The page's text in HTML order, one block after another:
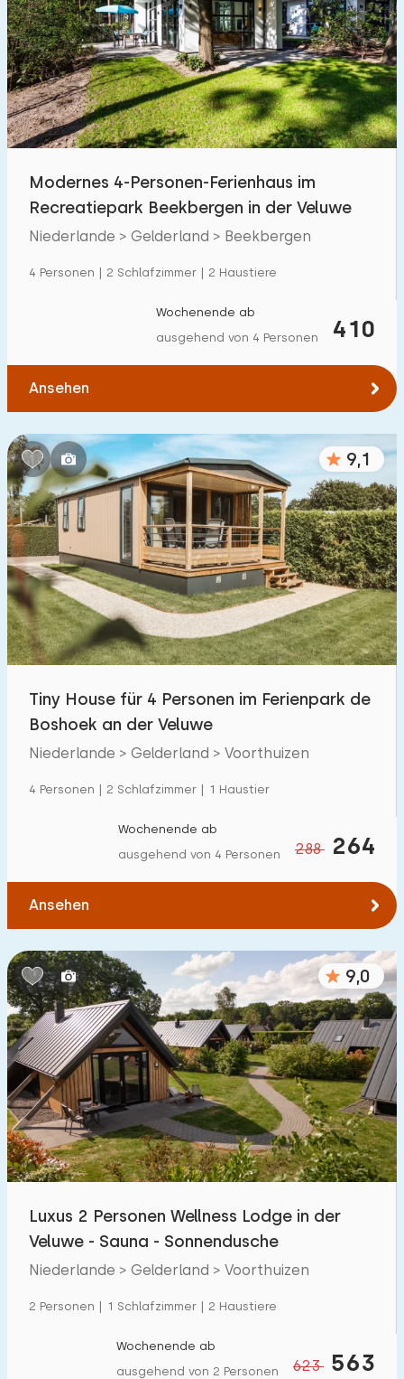
Modernes 4-Personen-Ferienhaus im
Recreatiepark Beekbergen in der Veluwe
Niederlande > Gelderland > Beekbergen
4 Personen | 2 Schlafzimmer | 2 Haustiere
410
Wochenende ab
ausgehend von 4 Personen
Ansehen
9,1
Tiny House für 4 Personen im Ferienpark de
Boshoek an der Veluwe
Niederlande > Gelderland > Voorthuizen
4 Personen | 2 Schlafzimmer | 1 Haustier
288 264
Wochenende ab
ausgehend von 4 Personen
Ansehen
9,0
Luxus 2 Personen Wellness Lodge in der
Veluwe - Sauna - Sonnendusche
Niederlande > Gelderland > Voorthuizen
2 Personen | 1 Schlafzimmer | 2 Haustiere
623 563
Wochenende ab
ausgehend von 2 Personen